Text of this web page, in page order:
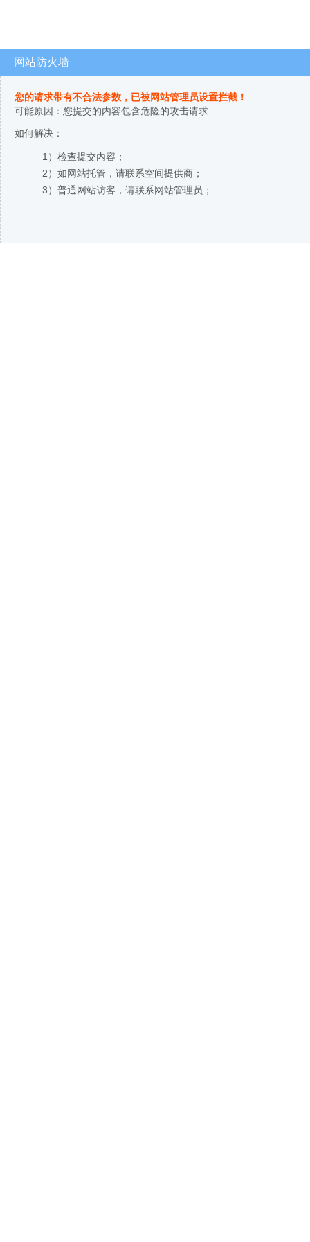
网站防火墙
您的请求带有不合法参数，已被网站管理员设置拦截！
可能原因：您提交的内容包含危险的攻击请求
如何解决：
1）检查提交内容；
2）如网站托管，请联系空间提供商；
3）普通网站访客，请联系网站管理员；